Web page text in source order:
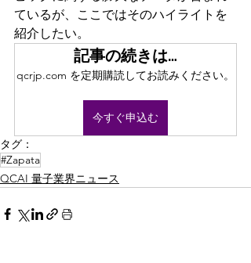
ているが、ここではそのハイライトを
紹介したい。
記事の続きは…
qcrjp.com を定期購読してお読みください。
今すぐ申込む
タグ：
#Zapata
QCAI 量子業界ニュース